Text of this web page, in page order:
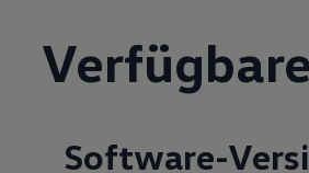
Software-